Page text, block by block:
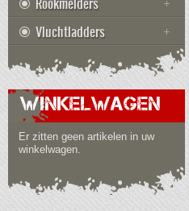
Vluchtladders
WINKELWAGEN
Er zitten geen artikelen in uw
winkelwagen.